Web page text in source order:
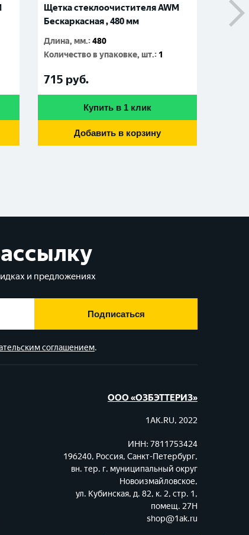
Щетка стеклоочистителя AWM
Бескаркасная , 480 мм
Длина, мм.:480
Количество в упаковке, шт.: 1
715 руб.
Купить в 1 клик
Добавить в корзину
и предложениях
Подписаться
соглашением.
ООО «ОЗБЭТТЕРИЗ»
1AK.RU, 2022
ИНН: 7811753424
196240, Россия, Санкт-Петербург,
вн. тер. г. муниципальный округ
Новоизмайловское,
ул. Кубинская, д. 82, к. 2, стр. 1,
помещ. 27Н
shop@1ak.ru